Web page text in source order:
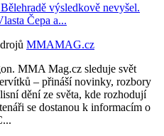
výsledkově nevyšel.
Čepa a...
MMAMAG.cz
MMA Mag.cz sleduje svět
– přináší novinky, rozbory
dění ze světa, kde rozhodují
se dostanou k informacím o